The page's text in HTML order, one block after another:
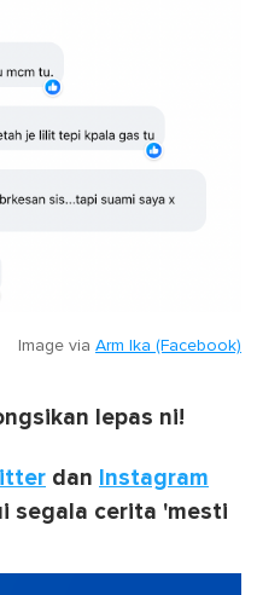
Image via Arm Ika (Facebook)
lepas ni!
dan Instagram
segala cerita 'mesti